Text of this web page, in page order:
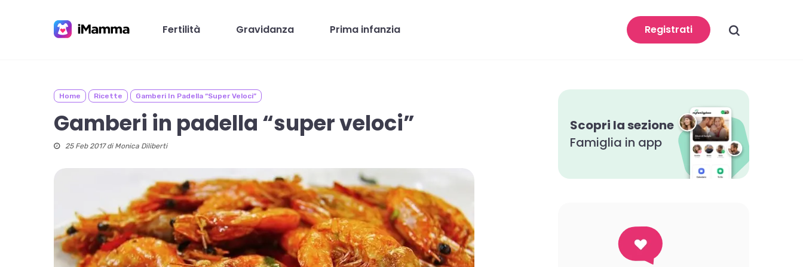
Premi invio per cercare o ESC per chiudere
Fertilità Gravidanza Prima infanzia Registrati search
Home Ricette Gamberi In Padella “super Veloci”
Gamberi in padella “super veloci”
25 Feb 2017 di Monica Diliberti
Scopri la sezione
Famiglia in app